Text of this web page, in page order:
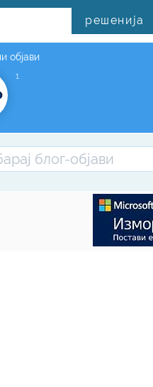
решенија
објави
1